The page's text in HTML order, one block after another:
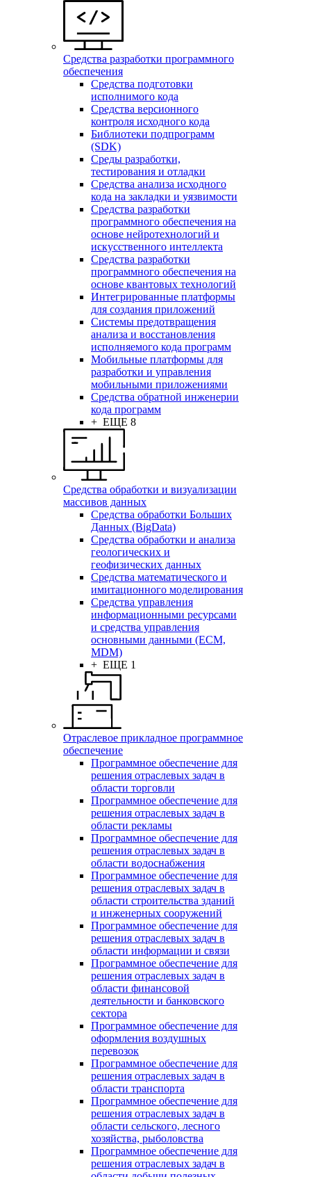
Средства разработки программного
обеспечения
Средства подготовки
исполнимого кода
Средства версионного
контроля исходного кода
Библиотеки подпрограмм
(SDK)
Среды разработки,
тестирования и отладки
Средства анализа исходного
кода на закладки и уязвимости
Средства разработки
программного обеспечения на
основе нейротехнологий и
искусственного интеллекта
Средства разработки
программного обеспечения на
основе квантовых технологий
Интегрированные платформы
для создания приложений
Системы предотвращения
анализа и восстановления
исполняемого кода программ
Мобильные платформы для
разработки и управления
мобильными приложениями
Средства обратной инженерии
кода программ
+ ЕЩЕ 8
Средства обработки и визуализации
массивов данных
Средства обработки Больших
Данных (BigData)
Средства обработки и анализа
геологических и
геофизических данных
Средства математического и
имитационного моделирования
Средства управления
информационными ресурсами
и средства управления
основными данными (ECM,
MDM)
+ ЕЩЕ 1
Отраслевое прикладное программное
обеспечение
Программное обеспечение для
решения отраслевых задач в
области торговли
Программное обеспечение для
решения отраслевых задач в
области рекламы
Программное обеспечение для
решения отраслевых задач в
области водоснабжения
Программное обеспечение для
решения отраслевых задач в
области строительства зданий
и инженерных сооружений
Программное обеспечение для
решения отраслевых задач в
области информации и связи
Программное обеспечение для
решения отраслевых задач в
области финансовой
деятельности и банковского
сектора
Программное обеспечение для
оформления воздушных
перевозок
Программное обеспечение для
решения отраслевых задач в
области транспорта
Программное обеспечение для
решения отраслевых задач в
области сельского, лесного
хозяйства, рыболовства
Программное обеспечение для
решения отраслевых задач в